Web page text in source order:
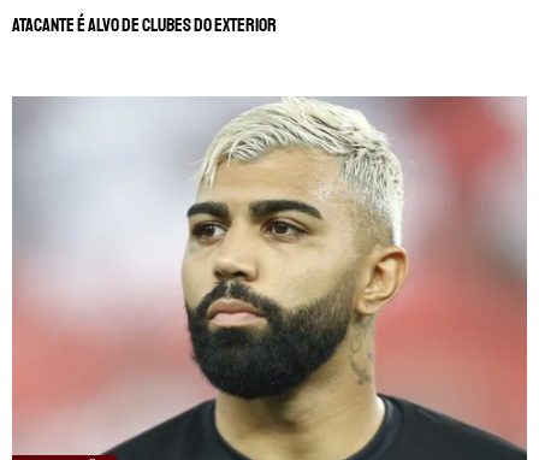
Atacante é alvo de clubes do exterior